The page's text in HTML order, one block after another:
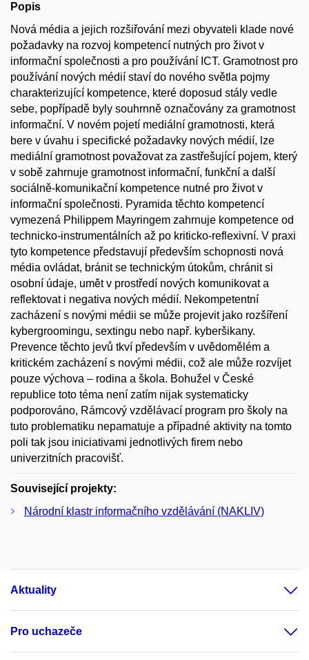
Popis
Nová média a jejich rozšiřování mezi obyvateli klade nové
požadavky na rozvoj kompetencí nutných pro život v
informační společnosti a pro používání ICT. Gramotnost pro
používání nových médií staví do nového světla pojmy
charakterizující kompetence, které doposud stály vedle
sebe, popřípadě byly souhrnně označovány za gramotnost
informační. V novém pojetí mediální gramotnosti, která
bere v úvahu i specifické požadavky nových médií, lze
mediální gramotnost považovat za zastřešující pojem, který
v sobě zahrnuje gramotnost informační, funkční a další
sociálně-komunikační kompetence nutné pro život v
informační společnosti. Pyramida těchto kompetencí
vymezená Philippem Mayringem zahrnuje kompetence od
technicko-instrumentálních až po kriticko-reflexivní. V praxi
tyto kompetence představují především schopnosti nová
média ovládat, bránit se technickým útokům, chránit si
osobní údaje, umět v prostředí nových komunikovat a
reflektovat i negativa nových médií. Nekompetentní
zacházení s novými médii se může projevit jako rozšíření
kybergroomingu, sextingu nebo např. kyberšikany.
Prevence těchto jevů tkví především v uvědomělém a
kritickém zacházení s novými médii, což ale může rozvíjet
pouze výchova – rodina a škola. Bohužel v České
republice toto téma není zatím nijak systematicky
podporováno, Rámcový vzdělávací program pro školy na
tuto problematiku nepamatuje a případné aktivity na tomto
poli tak jsou iniciativami jednotlivých firem nebo
univerzitních pracovišť.
Související projekty:
Národní klastr informačního vzdělávání (NAKLIV)
Aktuality
Pro uchazeče